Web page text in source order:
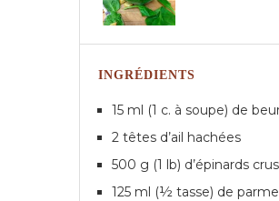
INGRÉDIENTS
15 ml (1 c. à soupe) de
2 têtes d’ail hachées
500 g (1 lb) d’épinards
125 ml (½ tasse) de